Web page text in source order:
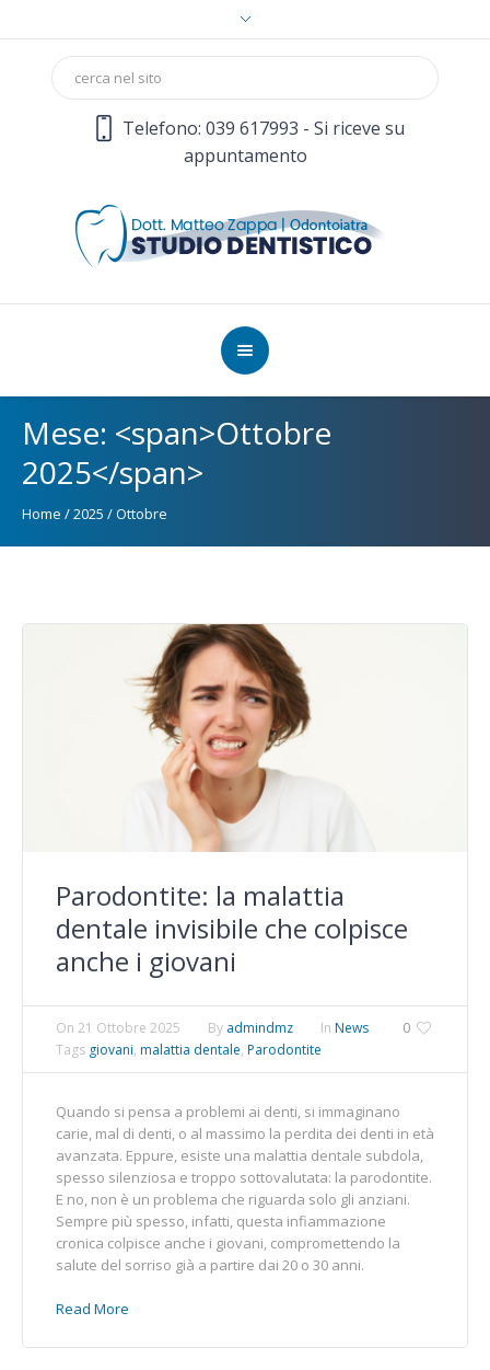
Telefono: 039 617993 - Si riceve su
appuntamento
Mese: <span>Ottobre
2025</span>
Home /2025 /Ottobre
Parodontite: la malattia
dentale invisibile che colpisce
anche i giovani
0
On 21 Ottobre 2025 By admindmz In News
Tags giovani, malattia dentale, Parodontite
Quando si pensa a problemi ai denti, si immaginano
carie, mal di denti, o al massimo la perdita dei denti in età
avanzata. Eppure, esiste una malattia dentale subdola,
spesso silenziosa e troppo sottovalutata: la parodontite.
E no, non è un problema che riguarda solo gli anziani.
Sempre più spesso, infatti, questa infiammazione
cronica colpisce anche i giovani, compromettendo la
salute del sorriso già a partire dai 20 o 30 anni.
Read More